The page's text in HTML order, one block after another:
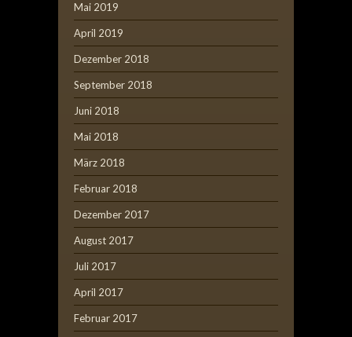
Mai 2019
April 2019
Dezember 2018
September 2018
Juni 2018
Mai 2018
März 2018
Februar 2018
Dezember 2017
August 2017
Juli 2017
April 2017
Februar 2017